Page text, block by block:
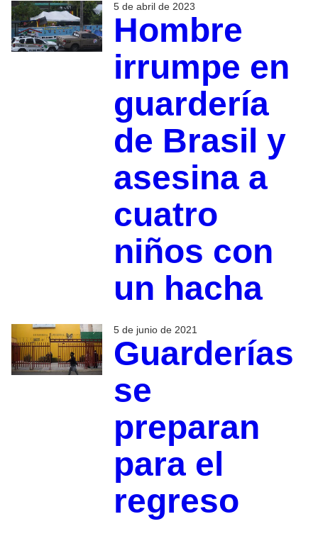
5 de abril de 2023
Hombre
irrumpe en
guardería
de Brasil y
asesina a
cuatro
niños con
un hacha
5 de junio de 2021
Guarderías
se
preparan
para el
regreso